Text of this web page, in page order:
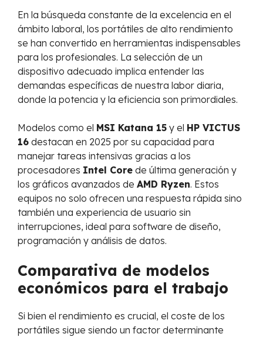
En la búsqueda constante de la excelencia en el
ámbito laboral, los portátiles de alto rendimiento
se han convertido en herramientas indispensables
para los profesionales. La selección de un
dispositivo adecuado implica entender las
demandas específicas de nuestra labor diaria,
donde la potencia y la eficiencia son primordiales.
Modelos como el MSI Katana 15 y el HP VICTUS
16 destacan en 2025 por su capacidad para
manejar tareas intensivas gracias a los
procesadores Intel Core de última generación y
los gráficos avanzados de AMD Ryzen. Estos
equipos no solo ofrecen una respuesta rápida sino
también una experiencia de usuario sin
interrupciones, ideal para software de diseño,
programación y análisis de datos.
Comparativa de modelos
económicos para el trabajo
Si bien el rendimiento es crucial, el coste de los
portátiles sigue siendo un factor determinante